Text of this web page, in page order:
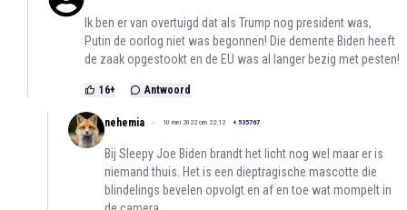
Ik ben er van overtuigd dat als Trump nog president was,
Putin de oorlog niet was begonnen! Die demente Biden heeft
de zaak opgestookt en de EU was al langer bezig met pesten!
16+ Antwoord
nehemia 10 mei 2022 om 22:12 + 535767
Bij Sleepy Joe Biden brandt het licht nog wel maar er is
niemand thuis. Het is een dieptragische mascotte die
blindelings bevelen opvolgt en af en toe wat mompelt in